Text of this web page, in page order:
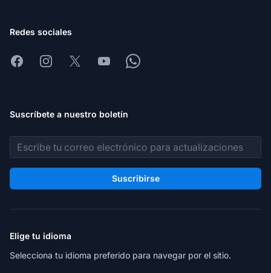
Redes sociales
FacebookInstagram
X YoutubeWhatsapp
Suscríbete a nuestro boletín
Dirección de correo electrónico
Suscribirse
Elige tu idioma
Selecciona tu idioma preferido para navegar por el sitio.